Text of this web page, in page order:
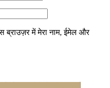
ब्राउज़र में मेरा नाम, ईमेल और